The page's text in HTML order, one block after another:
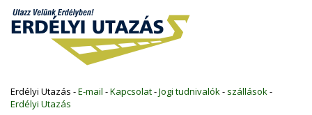
Erdélyi Utazás -E-mail -Kapcsolat-Jogi tudnivalók- szállások-
Erdélyi Utazás